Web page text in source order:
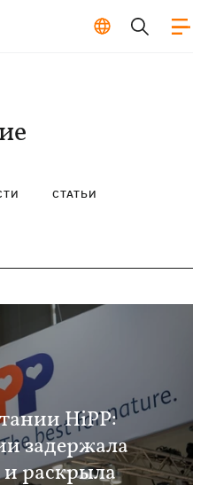
СТАТЬИ
HiPP:
задержала
и раскрыла